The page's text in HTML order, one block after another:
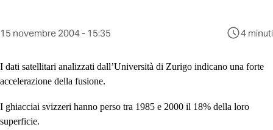
Questo
stato
pubblicato
15 novembre 2004 - 15:35 4 minuti
I dati satellitari analizzati dall’Università di Zurigo indicano una forte
accelerazione della fusione.
I ghiacciai svizzeri hanno perso tra 1985 e 2000 il 18% della loro
superficie.